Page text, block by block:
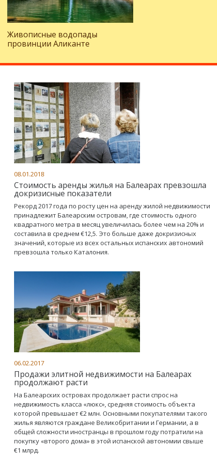
Живописные водопады
провинции Аликанте
08.01.2018
Стоимость аренды жилья на Балеарах превзошла
докризисные показатели
Рекорд 2017 года по росту цен на аренду жилой недвижимости
принадлежит Балеарским островам, где стоимость одного
квадратного метра в месяц увеличилась более чем на 20% и
составила в среднем €12,5. Это больше даже докризисных
значений, которые из всех остальных испанских автономий
превзошла только Каталония.
06.02.2017
Продажи элитной недвижимости на Балеарах
продолжают расти
На Балеарских островах продолжает расти спрос на
недвижимость класса «люкс», средняя стоимость объекта
которой превышает €2 млн. Основными покупателями такого
жилья являются граждане Великобритании и Германии, а в
общей сложности иностранцы в прошлом году потратили на
покупку «второго дома» в этой испанской автономии свыше
€1 млрд.